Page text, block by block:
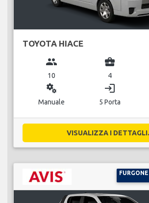
TOYOTA HIACE
group
10
business_center
4
miscellaneous_services
Manuale
login
5 Porta
VISUALIZZA I